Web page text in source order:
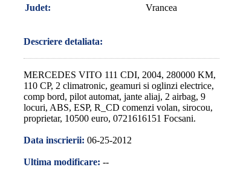
Judet: Vrancea
Descriere detaliata:
MERCEDES VITO 111 CDI, 2004, 280000 KM,
110 CP, 2 climatronic, geamuri si oglinzi electrice,
comp bord, pilot automat, jante aliaj, 2 airbag, 9
locuri, ABS, ESP, R_CD comenzi volan, sirocou,
proprietar, 10500 euro, 0721616151 Focsani.
Data inscrierii: 06-25-2012
Ultima modificare: --